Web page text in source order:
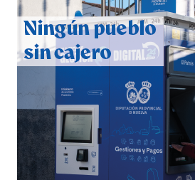
4º DÍA DE LAS FIESTAS
hace 4 días·Huelvatv